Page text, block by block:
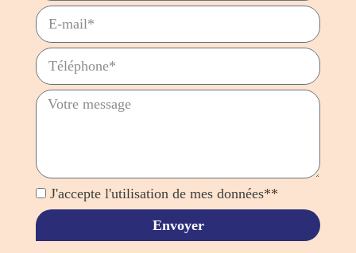
J'accepte l'utilisation de mes données**
Envoyer